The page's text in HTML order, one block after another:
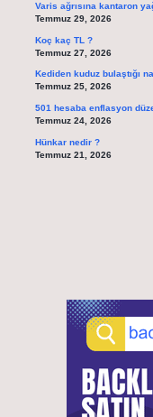
Varis ağrısına kantaron
Temmuz 29, 2026
Koç kaç TL ?
Temmuz 27, 2026
Kediden kuduz bulaştığı
Temmuz 25, 2026
501 hesaba enflasyon
Temmuz 24, 2026
Hünkar nedir ?
Temmuz 21, 2026